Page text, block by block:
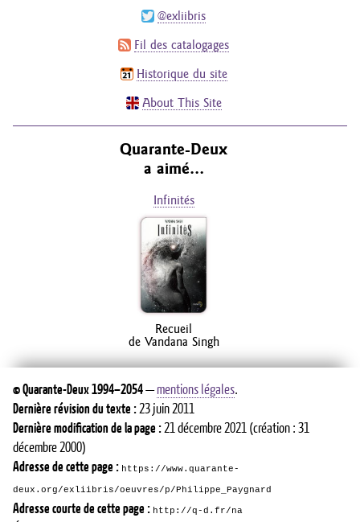
@exliibris
Fil des catalogages
Historique du site
About This Site
Quarante-Deux
a aimé…
Infinités
Recueil
de Vandana Singh
©Quarante-Deux1994–2054—mentions légales.
Dernière révision du texte :23 juin 2011
Dernière modification de la page :21 décembre 2021 (création : 31
décembre 2000)
Adresse de cette page : https://www.quarante-
deux.org/exliibris/oeuvres/p/Philippe_Paygnard
Adresse courte de cette page : http://q-d.fr/na